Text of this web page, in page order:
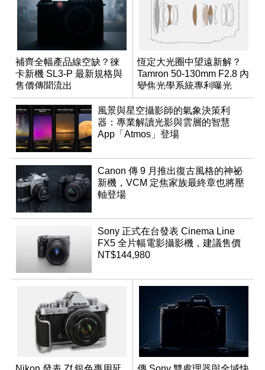
補齊全幅產品線空缺？徠
卡新機 SL3-P 最新規格與
售價傳聞流出
恆定大光圈中望遠新解？
Tamron 50-130mm F2.8 內
變焦光學系統專利曝光
風景與星空攝影師的氣象決策利
器：專業解讀光影與雲層的智慧
App「Atmos」登場
Canon 傳 9 月推出復古風格的神祕
新機，VCM 定焦家族最終章也將壓
軸登場
Sony 正式在台發表 Cinema Line
FX5 全片幅電影攝影機，建議售價
NT$144,980